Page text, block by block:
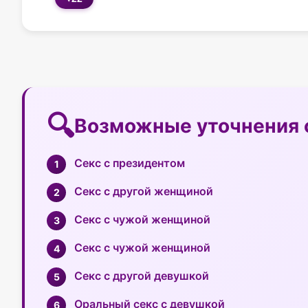
Возможные уточнения
Секс с президентом
Секс с другой женщиной
Секс с чужой женщиной
Секс с чужой женщиной
Секс с другой девушкой
Оральный секс с девушкой